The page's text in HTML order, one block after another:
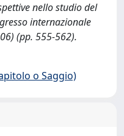
nello studio del
internazionale
(pp. 555-562).
o Saggio)